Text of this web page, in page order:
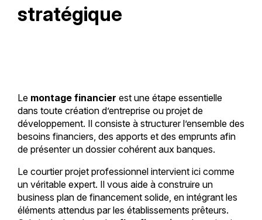
stratégique
Le montage financier est une étape essentielle
dans toute création d’entreprise ou projet de
développement. Il consiste à structurer l’ensemble des
besoins financiers, des apports et des emprunts afin
de présenter un dossier cohérent aux banques.
Le courtier projet professionnel intervient ici comme
un véritable expert. Il vous aide à construire un
business plan de financement solide, en intégrant les
éléments attendus par les établissements prêteurs.